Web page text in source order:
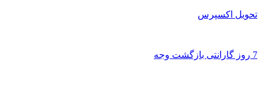
تحویل اکسپرس
7 روز گارانتی بازگشت وجه